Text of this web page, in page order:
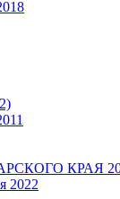
КРАЯ
2022